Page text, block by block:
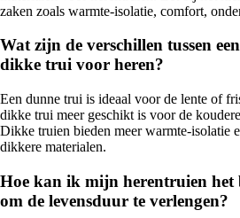
zaken zoals warmte-isolatie, comfort,
Wat zijn de verschillen tussen
dikke trui voor heren?
Een dunne trui is ideaal voor de lente of
dikke trui meer geschikt is voor de
Dikke truien bieden meer warmte-isolatie
dikkere materialen.
Hoe kan ik mijn herentruien het
om de levensduur te verlengen?